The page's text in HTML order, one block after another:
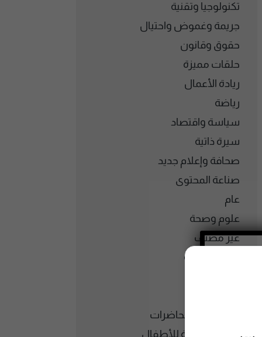
تكنولوجيا وتقنية
جريمة وغموض واحتيال
حقوق وقانون
حلقات مميزة
ريادة الأعمال
رياضة
سياسة واقتصاد
سيرة ذاتية
صحافة وإعلام جديد
صناعة المحتوى
عام
علوم وصحة
غير مصنف
فكر وفلسفة
قرآن كريم ومحاضرات
قصص صوتية للأطفال